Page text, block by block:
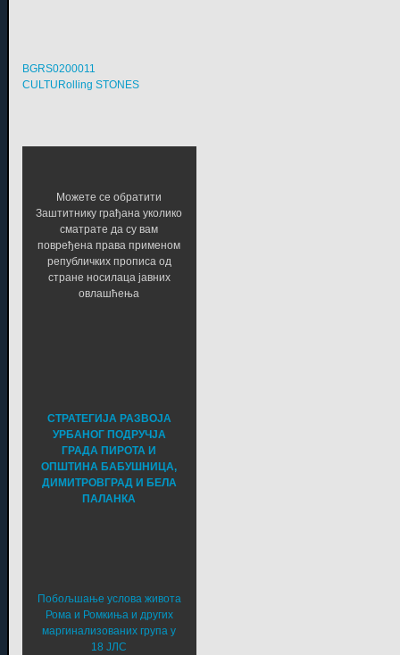
BGRS0200011
CULTURolling STONES
Можете се обратити
Заштитнику грађана уколико
сматрате да су вам
повређена права применом
републичких прописа од
стране носилаца јавних
овлашћења
СТРАТЕГИЈА РАЗВОЈА
УРБАНОГ ПОДРУЧЈА
ГРАДА ПИРОТА И
ОПШТИНА БАБУШНИЦА,
ДИМИТРОВГРАД И БЕЛА
ПАЛАНКА
Побољшање услова живота
Рома и Ромкиња и других
маргинализованих група у
18 ЈЛС